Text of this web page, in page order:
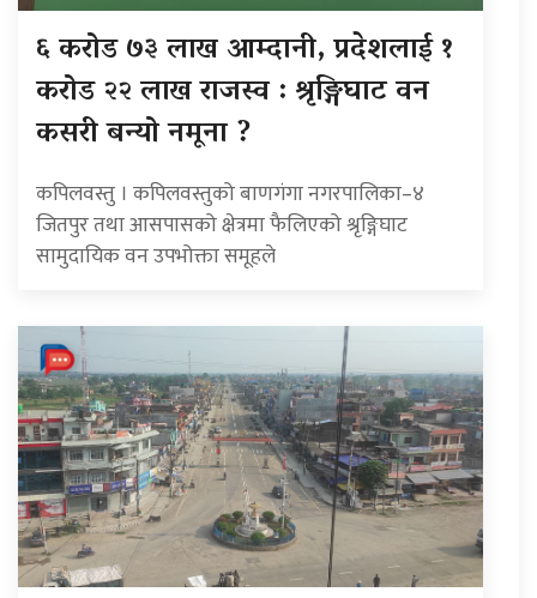
६ करोड ७३ लाख आम्दानी, प्रदेशलाई १
करोड २२ लाख राजस्व : श्रृङ्गिघाट वन
कसरी बन्यो नमूना ?
कपिलवस्तु । कपिलवस्तुको बाणगंगा नगरपालिका–४
जितपुर तथा आसपासको क्षेत्रमा फैलिएको श्रृङ्गिघाट
सामुदायिक वन उपभोक्ता समूहले